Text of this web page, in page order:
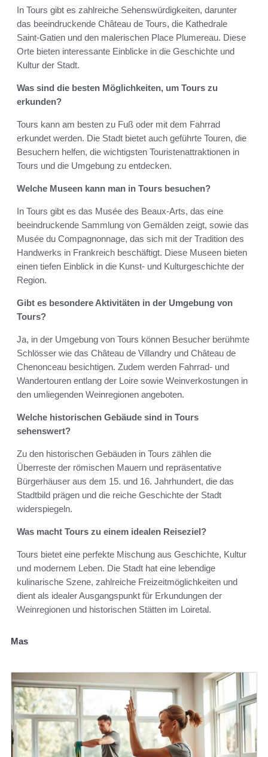
In Tours gibt es zahlreiche Sehenswürdigkeiten, darunter
das beeindruckende Château de Tours, die Kathedrale
Saint-Gatien und den malerischen Place Plumereau. Diese
Orte bieten interessante Einblicke in die Geschichte und
Kultur der Stadt.
Was sind die besten Möglichkeiten, um Tours zu
erkunden?
Tours kann am besten zu Fuß oder mit dem Fahrrad
erkundet werden. Die Stadt bietet auch geführte Touren, die
Besuchern helfen, die wichtigsten Touristenattraktionen in
Tours und die Umgebung zu entdecken.
Welche Museen kann man in Tours besuchen?
In Tours gibt es das Musée des Beaux-Arts, das eine
beeindruckende Sammlung von Gemälden zeigt, sowie das
Musée du Compagnonnage, das sich mit der Tradition des
Handwerks in Frankreich beschäftigt. Diese Museen bieten
einen tiefen Einblick in die Kunst- und Kulturgeschichte der
Region.
Gibt es besondere Aktivitäten in der Umgebung von
Tours?
Ja, in der Umgebung von Tours können Besucher berühmte
Schlösser wie das Château de Villandry und Château de
Chenonceau besichtigen. Zudem werden Fahrrad- und
Wandertouren entlang der Loire sowie Weinverkostungen in
den umliegenden Weinregionen angeboten.
Welche historischen Gebäude sind in Tours
sehenswert?
Zu den historischen Gebäuden in Tours zählen die
Überreste der römischen Mauern und repräsentative
Bürgerhäuser aus dem 15. und 16. Jahrhundert, die das
Stadtbild prägen und die reiche Geschichte der Stadt
widerspiegeln.
Was macht Tours zu einem idealen Reiseziel?
Tours bietet eine perfekte Mischung aus Geschichte, Kultur
und modernem Leben. Die Stadt hat eine lebendige
kulinarische Szene, zahlreiche Freizeitmöglichkeiten und
dient als idealer Ausgangspunkt für Erkundungen der
Weinregionen und historischen Stätten im Loiretal.
Mas